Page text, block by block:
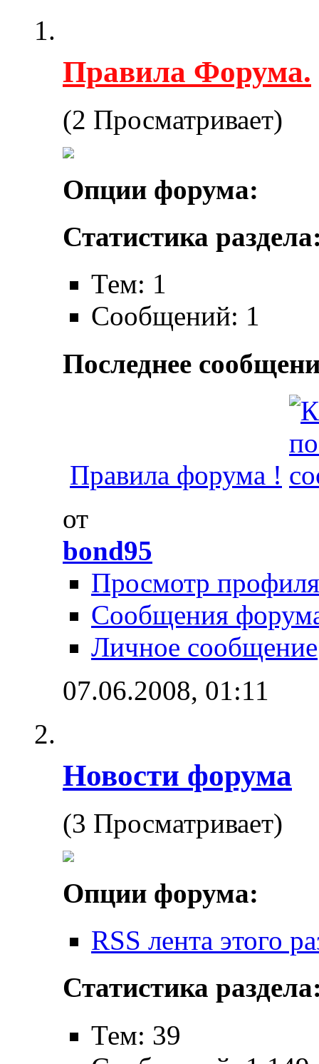
Правила Форума.
(2 Просматривает)
Опции форума:
Статистика
Тем: 1
Сообщений: 1
Последнее
Правила форума !
от
bond95
Просмотр профиля
Сообщения
Личное сообщение
07.06.2008, 01:11
Новости форума
(3 Просматривает)
Опции форума:
RSS лента этого
Статистика
Тем: 39